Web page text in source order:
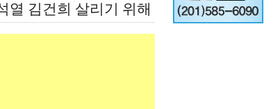
열 김건희 살리기 위해
뭉갠 심우정의 자충수